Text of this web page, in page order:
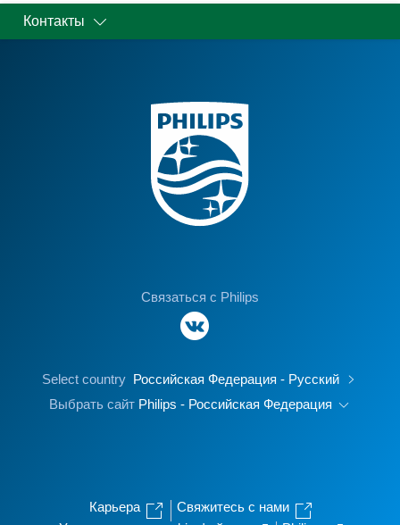
Контакты
Связаться с Philips
Select country Российская Федерация - Русский
Выбрать сайт Philips - Российская Федерация
Карьера
Свяжитесь с нами